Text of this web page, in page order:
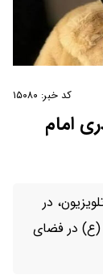
کد خبر: ۱۵۰۸۰
امام
در
(ع) در فضای